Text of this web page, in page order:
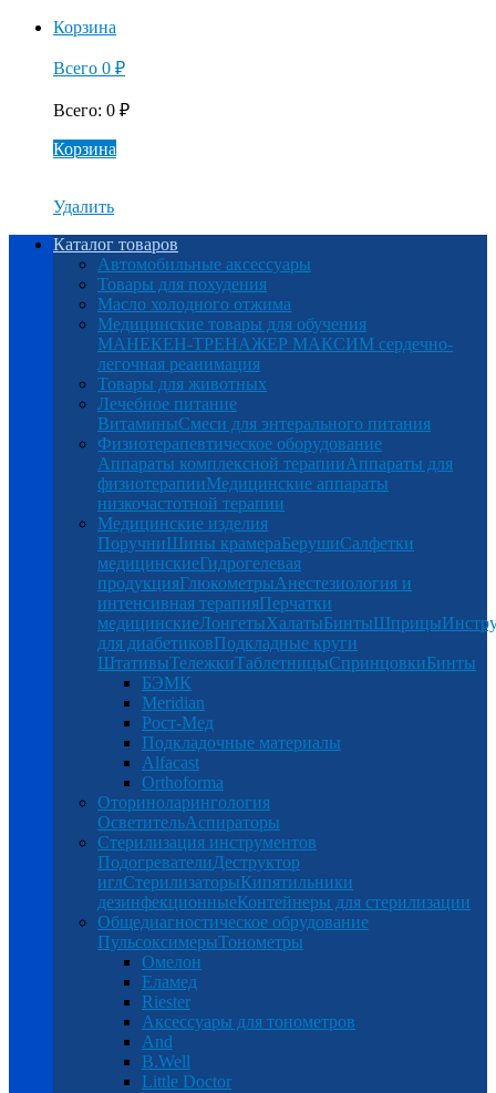
Корзина
Всего 0 ₽
Всего: 0 ₽
Корзина
Удалить
Каталог товаров
Автомобильные аксессуары
Товары для похудения
Масло холодного отжима
Медицинские товары для обучения
МАНЕКЕН-ТРЕНАЖЕР МАКСИМ сердечно-
легочная реанимация
Товары для животных
Лечебное питание
ВитаминыСмеси для энтерального питания
Физиотерапевтическое оборудование
Аппараты комплексной терапииАппараты для
физиотерапииМедицинские аппараты
низкочастотной терапии
Медицинские изделия
ПоручниШины крамераБерушиСалфетки
медицинскиеГидрогелевая
продукцияГлюкометрыАнестезиология и
интенсивная терапияПерчатки
медицинскиеЛонгетыХалатыБинтыШприцы
для диабетиковПодкладные круги
ШтативыТележкиТаблетницыСпринцовкиБинты
БЭМК
Meridian
Рост-Мед
Подкладочные материалы
Alfacast
Orthoforma
Оториноларингология
ОсветительАспираторы
Стерилизация инструментов
ПодогревателиДеструктор
иглСтерилизаторыКипятильники
дезинфекционныеКонтейнеры для стерилизации
Общедиагностическое обрудование
ПульсоксимерыТонометры
Омелон
Еламед
Riester
Аксессуары для тонометров
And
B.Well
Little Doctor